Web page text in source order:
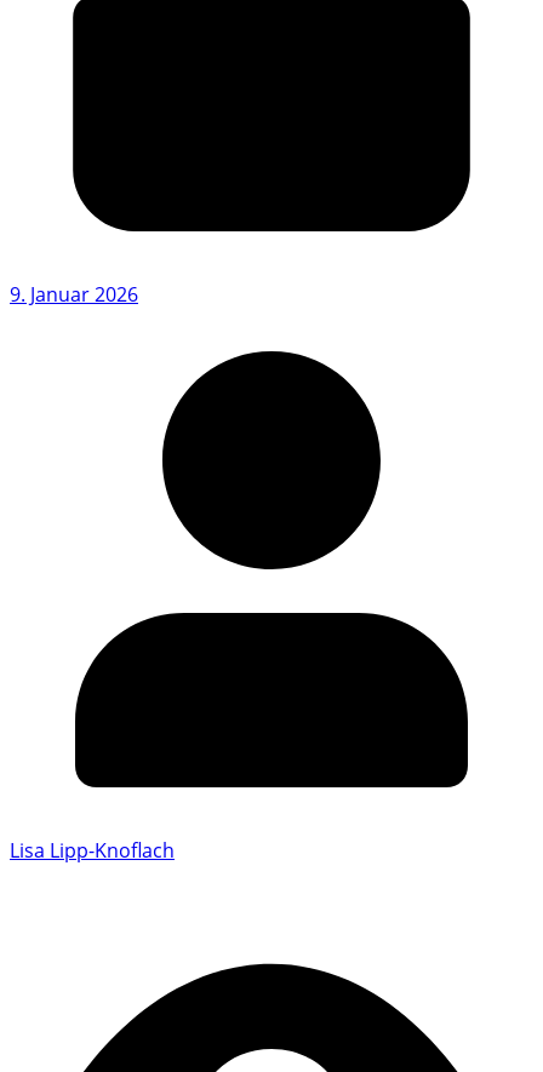
9. Januar 2026
Lisa Lipp-Knoflach